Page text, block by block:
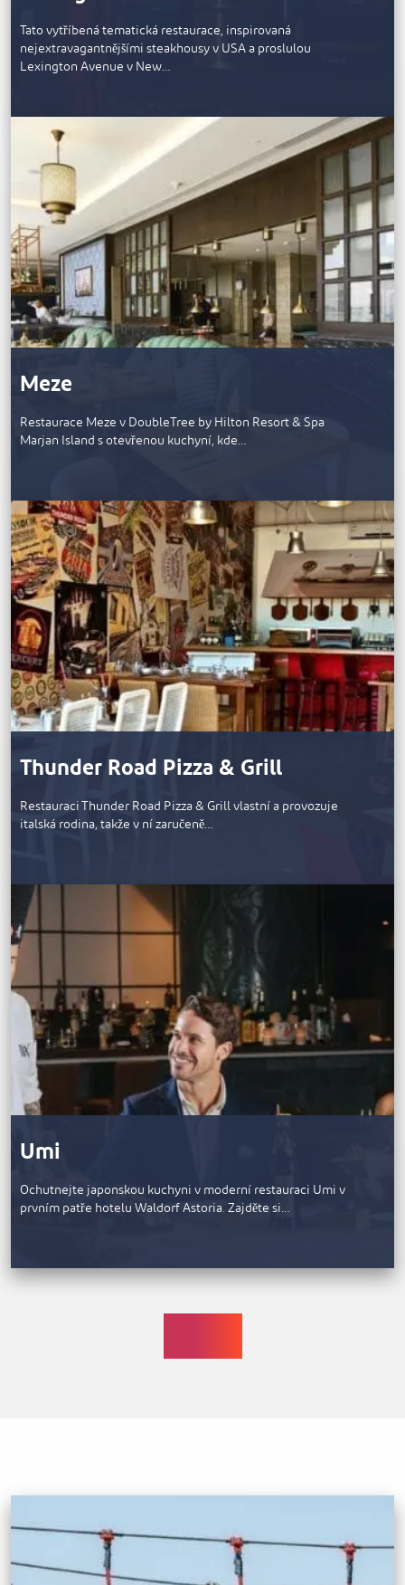
Tato vytříbená tematická restaurace, inspirovaná
nejextravagantnějšími steakhousy v USA a proslulou
Lexington Avenue v New…
Meze
Restaurace Meze v DoubleTree by Hilton Resort & Spa
Marjan Island s otevřenou kuchyní, kde…
Thunder Road Pizza & Grill
Restauraci Thunder Road Pizza & Grill vlastní a provozuje
italská rodina, takže v ní zaručeně…
Umi
Ochutnejte japonskou kuchyni v moderní restauraci Umi v
prvním patře hotelu Waldorf Astoria. Zajděte si…